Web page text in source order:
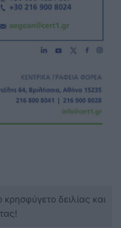
δειλίας και